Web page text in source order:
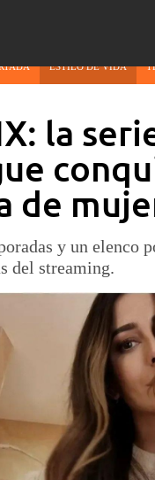
ESTILO DE VIDA
la
de
y un elenco
del streaming.